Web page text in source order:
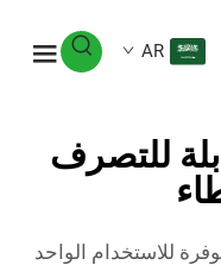
AR
للتصرف
للاستخدام الواحد